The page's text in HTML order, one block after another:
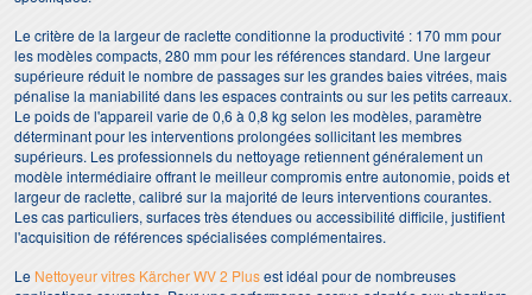
Le critère de la largeur de raclette conditionne la productivité : 170 mm pour
les modèles compacts, 280 mm pour les références standard. Une largeur
supérieure réduit le nombre de passages sur les grandes baies vitrées, mais
pénalise la maniabilité dans les espaces contraints ou sur les petits carreaux.
Le poids de l'appareil varie de 0,6 à 0,8 kg selon les modèles, paramètre
déterminant pour les interventions prolongées sollicitant les membres
supérieurs. Les professionnels du nettoyage retiennent généralement un
modèle intermédiaire offrant le meilleur compromis entre autonomie, poids et
largeur de raclette, calibré sur la majorité de leurs interventions courantes.
Les cas particuliers, surfaces très étendues ou accessibilité difficile, justifient
l'acquisition de références spécialisées complémentaires.
Le Nettoyeur vitres Kärcher WV 2 Plusest idéal pour de nombreuses